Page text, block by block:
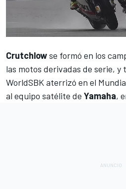
Crutchlowse formó en los
las motos derivadas de serie, y
WorldSBK aterrizó en el
al equipo satélite de Yamaha,